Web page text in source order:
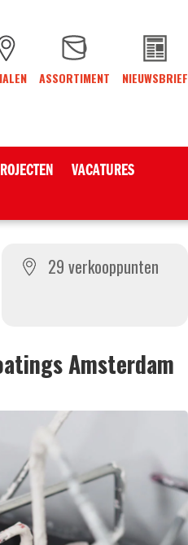
NIEUWSBRIEF
ASSORTIMENT
VACATURES
29 verkooppunten
Amsterdam